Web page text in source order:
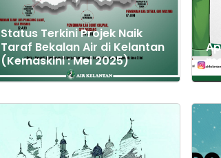
Status Terkini Projek Naik
Taraf Bekalan Air di Kelantan
(Kemaskini : Mei 2025)